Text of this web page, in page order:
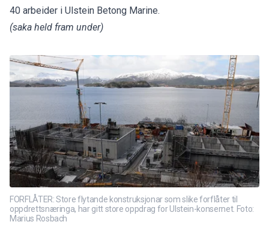
40 arbeider i Ulstein Betong Marine.
(saka held fram under)
FORFLÅTER: Store flytande konstruksjonar som slike forflåter til
oppdrettsnæringa, har gitt store oppdrag for Ulstein-konsernet. Foto:
Marius Rosbach